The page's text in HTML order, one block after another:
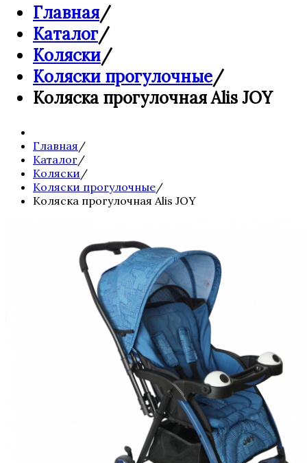
Главная/
Каталог/
Коляски/
Коляски прогулочные/
Коляска прогулочная Alis JOY
Главная /
Каталог /
Коляски /
Коляски прогулочные/
Коляска прогулочная Alis JOY